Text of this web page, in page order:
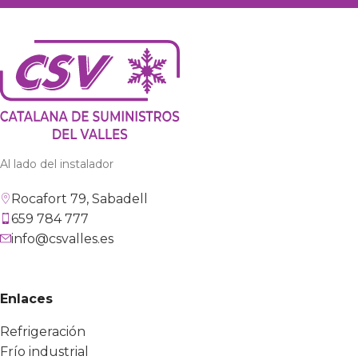
Al lado del instalador
Rocafort 79, Sabadell
659 784 777
info@csvalles.es
Enlaces
Refrigeración
Frío industrial